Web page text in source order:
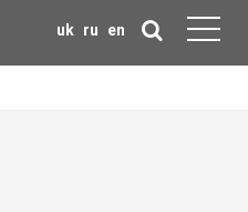
uk ru en